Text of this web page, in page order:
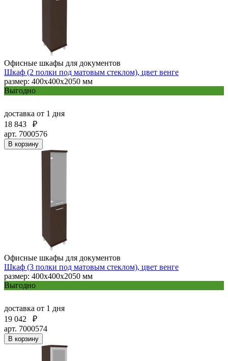
Офисные шкафы для документов
Шкаф (2 полки под матовым стеклом), цвет венге
размер: 400х400х2050 мм
Выгодно
доставка от 1 дня
18 843
₽
арт. 7000576
В корзину
Офисные шкафы для документов
Шкаф (3 полки под матовым стеклом), цвет венге
размер: 400х400х2050 мм
Выгодно
доставка от 1 дня
19 042
₽
арт. 7000574
В корзину